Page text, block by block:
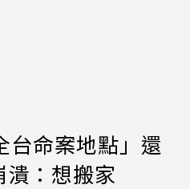
台命案地點」還
：想搬家